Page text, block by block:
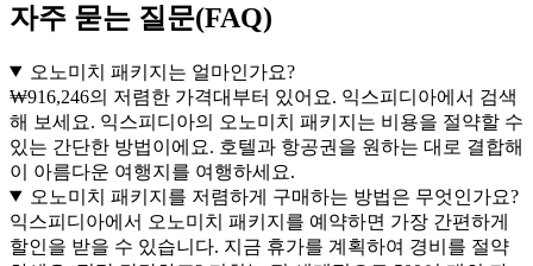
자주 묻는 질문(FAQ)
오노미치 패키지는 얼마인가요?
₩916,246의 저렴한 가격대부터 있어요. 익스피디아에서 검색
해 보세요. 익스피디아의 오노미치 패키지는 비용을 절약할 수
있는 간단한 방법이에요. 호텔과 항공권을 원하는 대로 결합해
이 아름다운 여행지를 여행하세요.
오노미치 패키지를 저렴하게 구매하는 방법은 무엇인가요?
익스피디아에서 오노미치 패키지를 예약하면 가장 간편하게
할인을 받을 수 있습니다. 지금 휴가를 계획하여 경비를 절약